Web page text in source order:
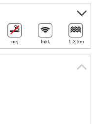
nej Inkl. 1,3 km